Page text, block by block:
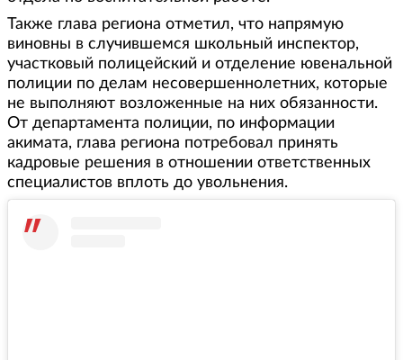
Также глава региона отметил, что напрямую
виновны в случившемся школьный инспектор,
участковый полицейский и отделение ювенальной
полиции по делам несовершеннолетних, которые
не выполняют возложенные на них обязанности.
От департамента полиции, по информации
акимата, глава региона потребовал принять
кадровые решения в отношении ответственных
специалистов вплоть до увольнения.